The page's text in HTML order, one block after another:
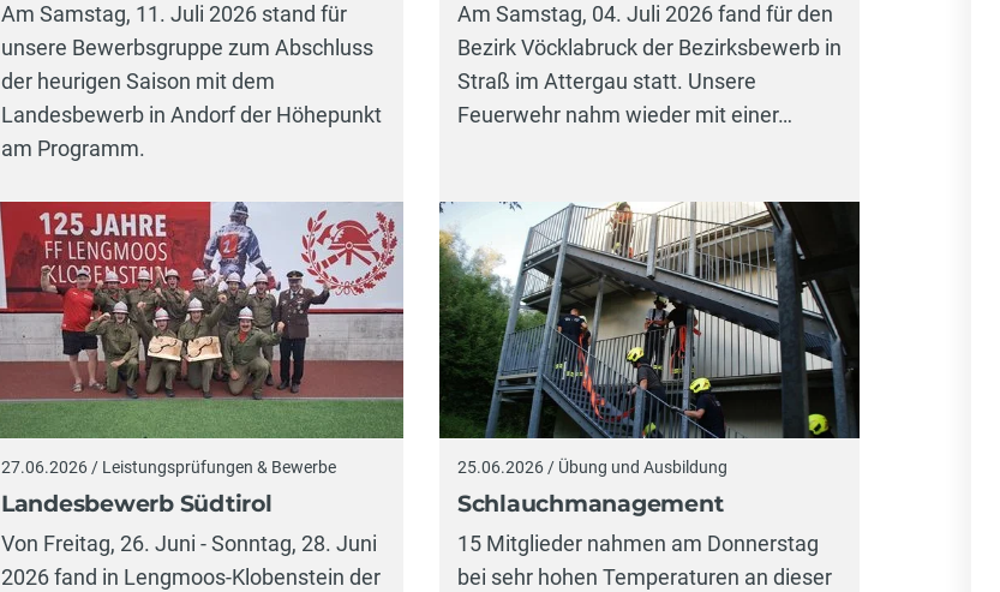
Am Samstag, 11. Juli 2026 stand für
unsere Bewerbsgruppe zum Abschluss
der heurigen Saison mit dem
Landesbewerb in Andorf der Höhepunkt
am Programm.
Am Samstag, 04. Juli 2026 fand für den
Bezirk Vöcklabruck der Bezirksbewerb in
Straß im Attergau statt. Unsere
Feuerwehr nahm wieder mit einer…
27.06.2026 / Leistungsprüfungen & Bewerbe
Landesbewerb Südtirol
Von Freitag, 26. Juni - Sonntag, 28. Juni
2026 fand in Lengmoos-Klobenstein der
25.06.2026 / Übung und Ausbildung
Schlauchmanagement
15 Mitglieder nahmen am Donnerstag
bei sehr hohen Temperaturen an dieser